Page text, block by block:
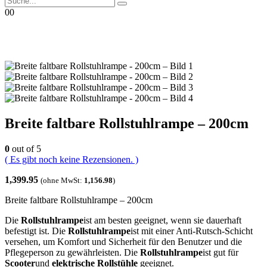
00
Breite faltbare Rollstuhlrampe – 200cm
0 out of 5
( Es gibt noch keine Rezensionen. )
1,399.95 (ohne MwSt: 1,156.98)
Breite faltbare Rollstuhlrampe – 200cm
Die Rollstuhlrampeist am besten geeignet, wenn sie dauerhaft
befestigt ist. Die Rollstuhlrampeist mit einer Anti-Rutsch-Schicht
versehen, um Komfort und Sicherheit für den Benutzer und die
Pflegeperson zu gewährleisten. Die Rollstuhlrampeist gut für
Scooterund elektrische Rollstühle geeignet.